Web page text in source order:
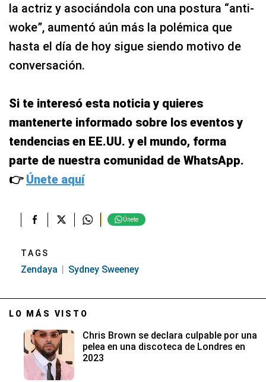
la actriz y asociándola con una postura “anti-
woke”, aumentó aún más la polémica que
hasta el día de hoy sigue siendo motivo de
conversación.
Si te interesó esta noticia y quieres
mantenerte informado sobre los eventos y
tendencias en EE.UU. y el mundo, forma
parte de nuestra comunidad de WhatsApp.
👉 Únete aquí
Únete
TAGS
Zendaya Sydney Sweeney
LO MÁS VISTO
Chris Brown se declara culpable por una
pelea en una discoteca de Londres en
2023